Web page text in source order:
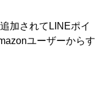
加されてLINEポイ
ユーザーからす